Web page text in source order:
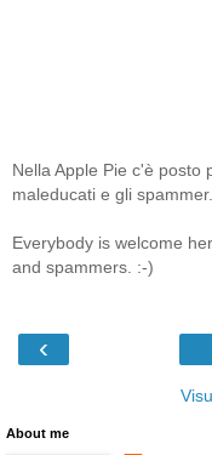
Nella Apple Pie c'è posto
maleducati e gli
Everybody is welcome
and spammers. :-)
‹
About me